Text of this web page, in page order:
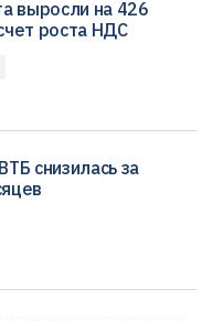
выросли на 426
роста НДС
снизилась за